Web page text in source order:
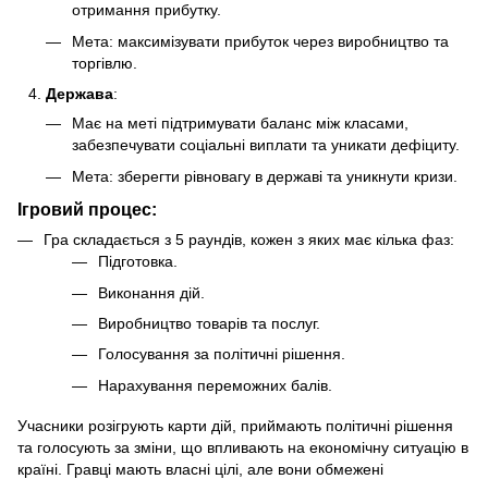
отримання прибутку.
Мета: максимізувати прибуток через виробництво та
торгівлю.
Держава:
Має на меті підтримувати баланс між класами,
забезпечувати соціальні виплати та уникати дефіциту.
Мета: зберегти рівновагу в державі та уникнути кризи.
Ігровий процес:
Гра складається з 5 раундів, кожен з яких має кілька фаз:
Підготовка.
Виконання дій.
Виробництво товарів та послуг.
Голосування за політичні рішення.
Нарахування переможних балів.
Учасники розігрують карти дій, приймають політичні рішення
та голосують за зміни, що впливають на економічну ситуацію в
країні. Гравці мають власні цілі, але вони обмежені